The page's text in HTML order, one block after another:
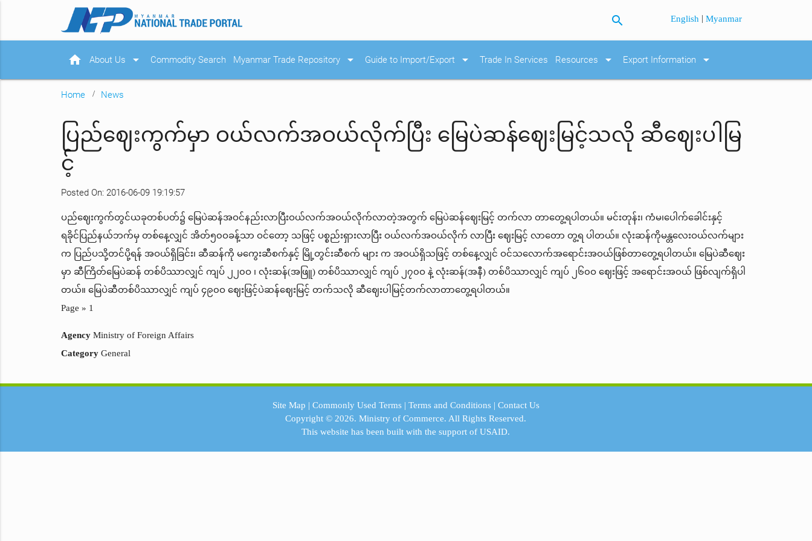
search English |Myanmar
home About Us arrow_drop_down Commodity Search Myanmar Trade Repository arrow_drop_down Guide to Import/Export arrow_drop_down Trade In Services Resources arrow_drop_down Export Information arrow_drop_down
Home News
ပြည်ဈေးကွက်မှာ ဝယ်လက်အဝယ်လိုက်ပြီး မြေပဲဆန်ဈေးမြင့်သလို ဆီဈေးပါမြ
င့်
Posted On: 2016-06-09 19:19:57
ပည်ဈေးကွက်တွင်ယခုတစ်ပတ်၌ မြေပဲဆန်အဝင်နည်းလာပြီးဝယ်လက်အဝယ်လိုက်လာတဲ့အတွက် မြေပဲဆန်ဈေးမြင့် တက်လာ တာတွေ့ရပါတယ်။ မင်းတုန်း၊ ကံမ၊ပေါက်ခေါင်းနှင့်
ရခိုင်ပြည်နယ်ဘက်မှ တစ်နေ့လျှင် အိတ်၅၀ဝခန့်သာ ဝင်တော့ သဖြင့် ပစ္စည်းရှားလာပြီး ဝယ်လက်အဝယ်လိုက် လာပြီး ဈေးမြင့် လာတော တွ့ရ ပါတယ်။ လုံးဆန်ကိုမန္တလေးဝယ်လက်များ
က ပြည်ပသို့တင်ပို့ရန် အဝယ်ရှိခြင်း၊ ဆီဆန်ကို မကွေးဆီစက်နှင့် မြို့တွင်းဆီစက် များ က အဝယ်ရှိသဖြင့် တစ်နေ့လျှင် ဝင်သလောက်အရောင်းအဝယ်ဖြစ်တာတွေ့ရပါတယ်။ မြေပဲဆီဈေး
မှာ ဆီကြိတ်မြေပဲဆန် တစ်ပိဿာလျှင် ကျပ် ၂၂၀ဝ ၊ လုံးဆန်(အဖြူ) တစ်ပိဿာလျှင် ကျပ် ၂၇၀ဝ နဲ့ လုံးဆန်(အနီ) တစ်ပိဿာလျှင် ကျပ် ၂၆၀ဝ ဈေးဖြင့် အရောင်းအဝယ် ဖြစ်လျက်ရှိပါ
တယ်။ မြေပဲဆီတစ်ပိဿာလျှင် ကျပ် ၄၉၀ဝ ဈေးဖြင့်ပဲဆန်ဈေးမြင့် တက်သလို ဆီဈေးပါမြင့်တက်လာတာတွေ့ရပါတယ်။
Page » 1
AgencyMinistry of Foreign Affairs
CategoryGeneral
Site Map | Commonly Used Terms| Terms and Conditions| Contact Us
Copyright © 2026.Ministry of Commerce. All Rights Reserved.
This website has been built with the support ofUSAID.